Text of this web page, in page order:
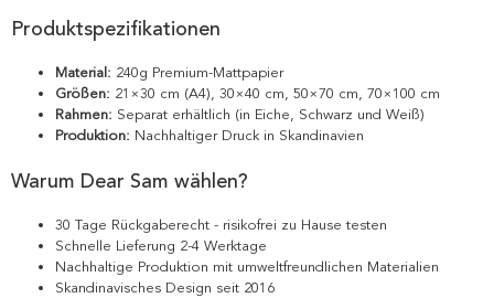
Produktspezifikationen
Material: 240g Premium-Mattpapier
Größen: 21×30 cm (A4), 30×40 cm, 50×70 cm, 70×100 cm
Rahmen: Separat erhältlich (in Eiche, Schwarz und Weiß)
Produktion: Nachhaltiger Druck in Skandinavien
Warum Dear Sam wählen?
30 Tage Rückgaberecht - risikofrei zu Hause testen
Schnelle Lieferung 2-4 Werktage
Nachhaltige Produktion mit umweltfreundlichen Materialien
Skandinavisches Design seit 2016